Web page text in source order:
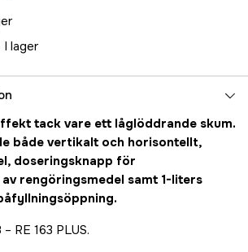
I lager
tack vare ett låglöddrande skum.
både vertikalt och horisontellt,
doseringsknapp för
rengöringsmedel samt 1-liters
RE 163 PLUS.